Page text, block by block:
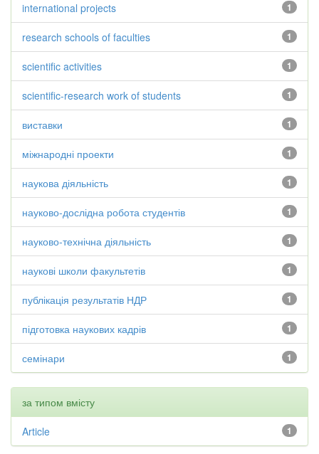
1
international projects
1
research schools of faculties
1
scientific activities
1
scientific-research work of students
1
виставки
1
міжнародні проекти
1
наукова діяльність
1
науково-дослідна робота студентів
1
науково-технічна діяльність
1
наукові школи факультетів
1
публікація результатів НДР
1
підготовка наукових кадрів
1
семінари
за типом вмісту
1
Article